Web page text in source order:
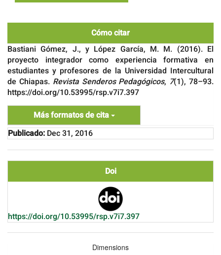
Cómo citar
Bastiani Gómez, J., y López García, M. M. (2016). El
proyecto integrador como experiencia formativa en
estudiantes y profesores de la Universidad Intercultural
de Chiapas. Revista Senderos Pedagógicos, 7(1), 78–93.
https://doi.org/10.53995/rsp.v7i7.397
Más formatos de cita
Publicado: Dec 31, 2016
Doi
https://doi.org/10.53995/rsp.v7i7.397
Dimensions